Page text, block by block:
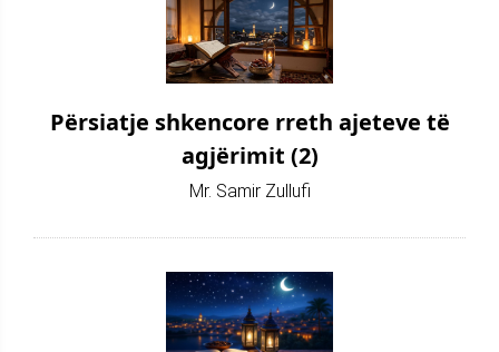
Përsiatje shkencore rreth ajeteve të
agjërimit (2)
Mr. Samir Zullufi